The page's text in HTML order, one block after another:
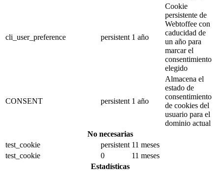
cli_user_preference persistent 1 año
Cookie
persistente de
Webtoffee con
caducidad de
un año para
marcar el
consentimiento
elegido
CONSENT persistent 1 año
Almacena el
estado de
consentimiento
de cookies del
usuario para el
dominio actual
No necesarias
test_cookie
persistent 11 meses
test_cookie
0
11 meses
Estadísticas